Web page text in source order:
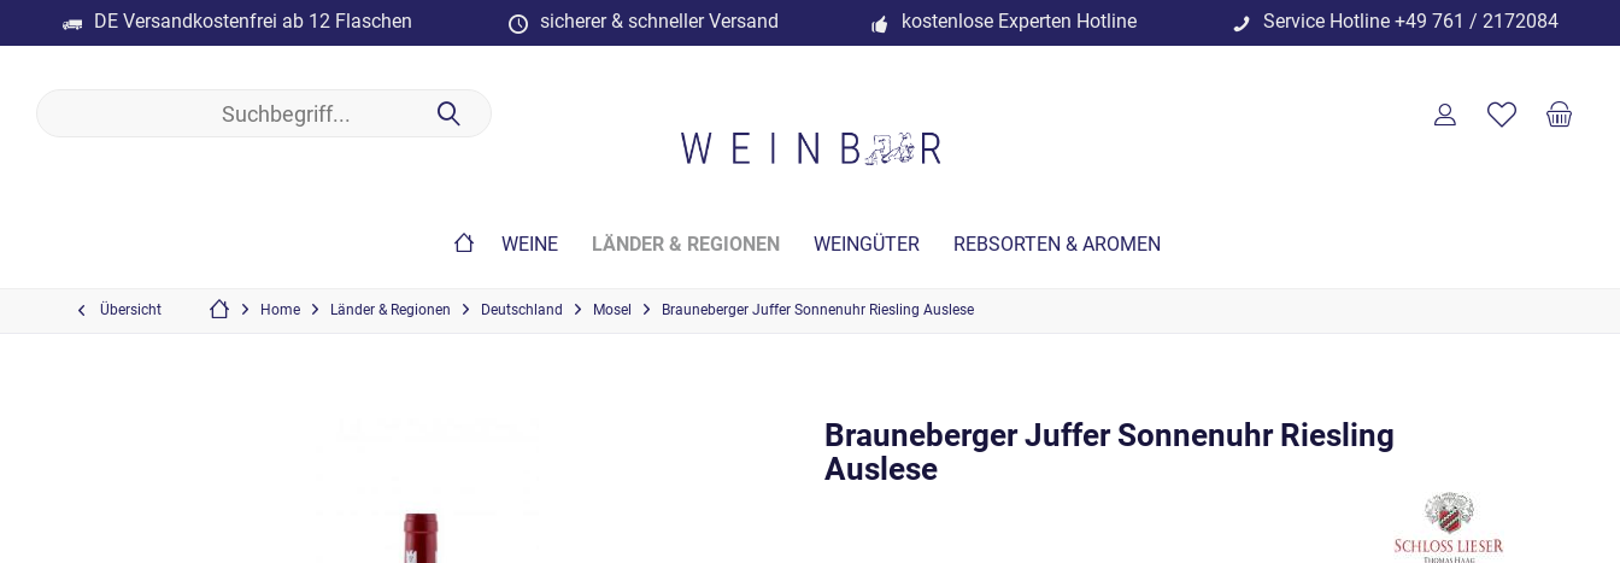
DE Versandkostenfrei ab 12 Flaschen sicherer & schneller Versand kostenlose Experten Hotline Service Hotline +49 761 / 2172084
WEINE LÄNDER & REGIONEN WEINGÜTER REBSORTEN & AROMEN
Übersicht Home Länder & Regionen Deutschland Mosel Brauneberger Juffer Sonnenuhr Riesling Auslese
Brauneberger Juffer Sonnenuhr Riesling
Auslese